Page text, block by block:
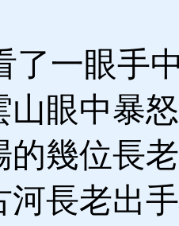
一眼手
山眼中暴
的幾位長
河長老出